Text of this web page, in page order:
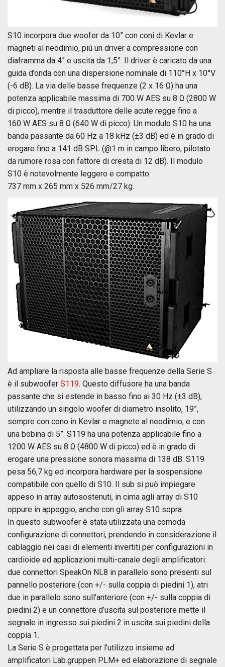
S10 incorpora due woofer da 10” con coni di Kevlar e
magneti al neodimio, più un driver a compressione con
diaframma da 4” e uscita da 1,5”. Il driver è caricato da una
guida d’onda con una dispersione nominale di 110°H x 10°V
(-6 dB). La via delle basse frequenze (2 x 16 Ω) ha una
potenza applicabile massima di 700 W AES su 8 Ω (2800 W
di picco), mentre il trasduttore delle acute regge fino a
160 W AES su 8 Ω (640 W di picco). Un modulo S10 ha una
banda passante da 60 Hz a 18 kHz (±3 dB) ed è in grado di
erogare fino a 141 dB SPL (@1 m in campo libero, pilotato
da rumore rosa con fattore di cresta di 12 dB). Il modulo
S10 è notevolmente leggero e compatto:
737 mm x 265 mm x 526 mm/27 kg.
Ad ampliare la risposta alle basse frequenze della Serie S
è il subwoofer S119. Questo diffusore ha una banda
passante che si estende in basso fino ai 30 Hz (±3 dB),
utilizzando un singolo woofer di diametro insolito, 19”,
sempre con cono in Kevlar e magnete al neodimio, e con
una bobina di 5”. S119 ha una potenza applicabile fino a
1200 W AES su 8 Ω (4800 W di picco) ed è in grado di
erogare una pressione sonora massima di 138 dB. S119
pesa 56,7 kg ed incorpora hardware per la sospensione
compatibile con quello di S10. Il sub si può impiegare
appeso in array autosostenuti, in cima agli array di S10
oppure in appoggio, anche con gli array S10 sopra.
In questo subwoofer è stata utilizzata una comoda
configurazione di connettori, prendendo in considerazione il
cablaggio nei casi di elementi invertiti per configurazioni in
cardioide ed applicazioni multi-canale degli amplificatori:
due connettori SpeakOn NL8 in parallelo sono presenti sul
pannello posteriore (con +/- sulla coppia di piedini 1), atri
due in parallelo sono sull'anteriore (con +/- sulla coppia di
piedini 2) e un connettore d’uscita sul posteriore mette il
segnale in ingresso sui piedini 2 in uscita sui piedini della
coppia 1.
La Serie S è progettata per l’utilizzo insieme ad
amplificatori Lab.gruppen PLM+ ed elaborazione di segnale